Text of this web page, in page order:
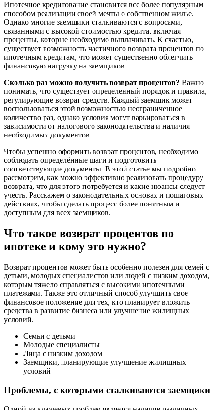
Ипотечное кредитование становится все более популярным
способом реализации своей мечты о собственном жилье.
Однако многие заемщики сталкиваются с вопросами,
связанными с высокой стоимостью кредита, включая
проценты, которые необходимо выплачивать. К счастью,
существует возможность частичного возврата процентов по
ипотечным кредитам, что может существенно облегчить
финансовую нагрузку на заемщиков.
Сколько раз можно получить возврат процентов? Важно
понимать, что существует определенный порядок и правила,
регулирующие возврат средств. Каждый заемщик может
воспользоваться этой возможностью неограниченное
количество раз, однако условия могут варьироваться в
зависимости от налогового законодательства и наличия
необходимых документов.
Чтобы успешно оформить возврат процентов, необходимо
соблюдать определённые шаги и подготовить
соответствующие документы. В этой статье мы подробно
рассмотрим, как можно эффективно реализовать процедуру
возврата, что для этого потребуется и какие нюансы следует
учесть. Расскажем о законодательных основах и пошаговых
действиях, чтобы сделать процесс более понятным и
доступным для всех заемщиков.
Что такое возврат процентов по
ипотеке и кому это нужно?
Возврат процентов может быть особенно полезен для семей с
детьми, молодых специалистов или людей с низким доходом,
которым тяжело справляться с высокими ипотечными
платежами. Также это отличный способ улучшить свое
финансовое положение для тех, кто планирует вложить
средства в развитие бизнеса или улучшение жилищных
условий.
Семьи с детьми
Молодые специалисты
Лица с низким доходом
Заемщики, планирующие улучшение жилищных
условий
Проблемы, с которыми сталкиваются заемщики